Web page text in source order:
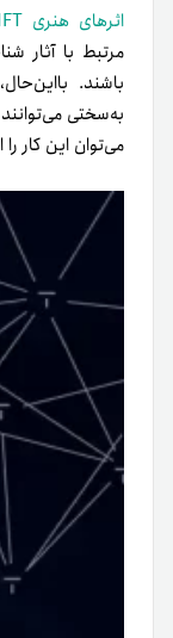
اثرهای هنری NFT متعلق به هنرمندان مشهور
مرتبط با آثار
باشند.
می‌توان این کار را